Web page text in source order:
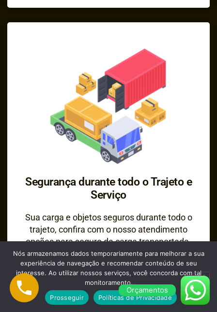
Segurança durante todo o Trajeto e
Serviço
Sua carga e objetos seguros durante todo o
trajeto, confira com o nosso atendimento
opções para seguro da carga transportada.
Orçamentos
Nós armazenamos dados temporariamente para melhorar a sua
experiência de navegação e recomendar conteúdo de seu
interesse. Ao utilizar nossos serviços, você concorda com tal
monitoramento.
Prosseguir
Políticas de Privacidade